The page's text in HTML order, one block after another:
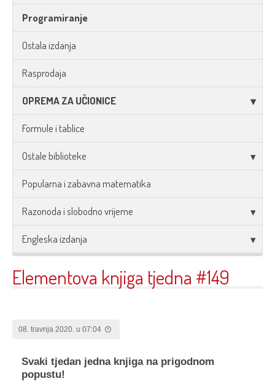
Programiranje
Ostala izdanja
Rasprodaja
OPREMA ZA UČIONICE
Formule i tablice
Ostale biblioteke
Popularna i zabavna matematika
Razonoda i slobodno vrijeme
Engleska izdanja
Elementova knjiga tjedna #149
08. travnja 2020. u 07:04
Svaki tjedan jedna knjiga na prigodnom
popustu!